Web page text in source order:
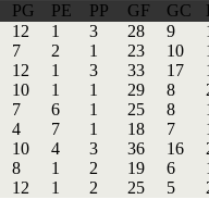
PG PE PP GF GC
12 1 3 28 9
7 2 1 23 10
12 1 3 33 17
10 1 1 29 8
7 6 1 25 8
4 7 1 18 7
10 4 3 36 16
8 1 2 19 6
12 1 2 25 5